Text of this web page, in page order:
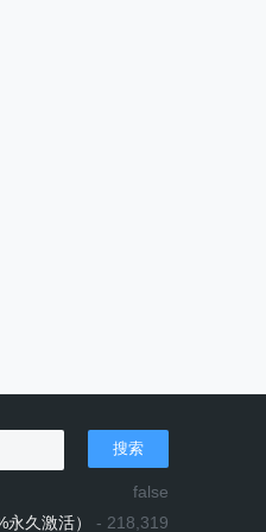
搜索
false
久激活）
- 218,319